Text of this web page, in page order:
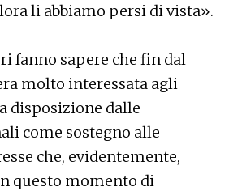
li abbiamo persi di vista».
fanno sapere che fin dal
molto interessata agli
disposizione dalle
come sostegno alle
che, evidentemente,
questo momento di